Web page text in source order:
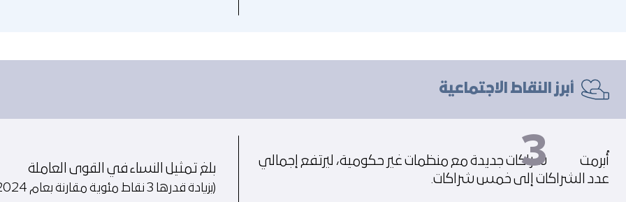
أبرز النقاط الاجتماعية
أُبرمت 3
شراكات جديدة مع منظمات غير حكومية، ليرتفع إجمالي
عدد الشراكات إلى خمس شراكات.
بلغ تمثيل النساء في القوى العاملة
(بزيادة قدرها 3 نقاط مئوية مقارنة بعام 2024)